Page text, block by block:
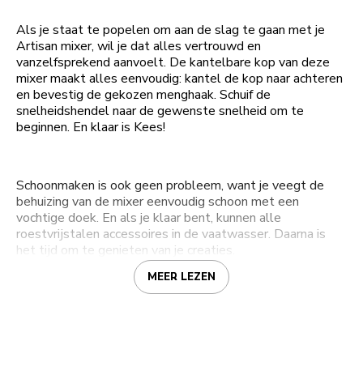
Als je staat te popelen om aan de slag te gaan met je
Artisan mixer, wil je dat alles vertrouwd en
vanzelfsprekend aanvoelt. De kantelbare kop van deze
mixer maakt alles eenvoudig: kantel de kop naar achteren
en bevestig de gekozen menghaak. Schuif de
snelheidshendel naar de gewenste snelheid om te
beginnen. En klaar is Kees!
Schoonmaken is ook geen probleem, want je veegt de
behuizing van de mixer eenvoudig schoon met een
vochtige doek. En als je klaar bent, kunnen alle
roestvrijstalen accessoires in de vaatwasser. Daarna is
het tijd om te genieten van je creaties.
MEER LEZEN